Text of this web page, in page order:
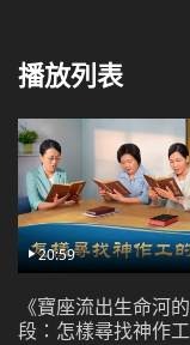
這樣臨到試煉還能
播放列表
20:59
《寶座流出生命河
段：怎樣尋找神作